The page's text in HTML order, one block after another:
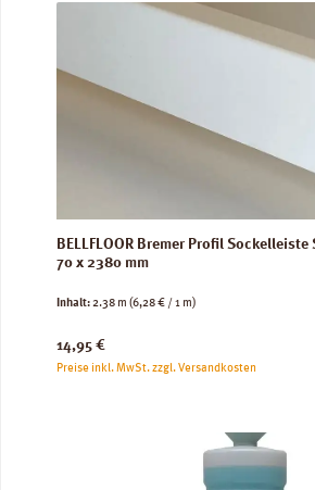
BELLFLOOR Bremer Profil Sockelleiste
70 x 2380 mm
Inhalt:2.38 m (6,28 € / 1 m)
Regulärer Preis:
14,95 €
Preise inkl. MwSt. zzgl. Versandkosten